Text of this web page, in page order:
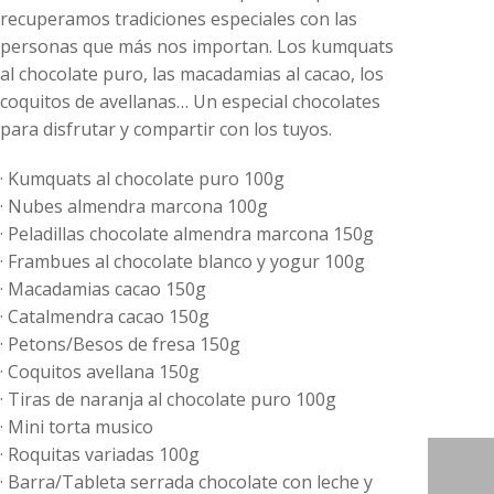
recuperamos tradiciones especiales con las
personas que más nos importan. Los kumquats
al chocolate puro, las macadamias al cacao, los
coquitos de avellanas… Un especial chocolates
para disfrutar y compartir con los tuyos.
· Kumquats al chocolate puro 100g
· Nubes almendra marcona 100g
· Peladillas chocolate almendra marcona 150g
· Frambues al chocolate blanco y yogur 100g
· Macadamias cacao 150g
· Catalmendra cacao 150g
· Petons/Besos de fresa 150g
· Coquitos avellana 150g
· Tiras de naranja al chocolate puro 100g
· Mini torta musico
· Roquitas variadas 100g
· Barra/Tableta serrada chocolate con leche y